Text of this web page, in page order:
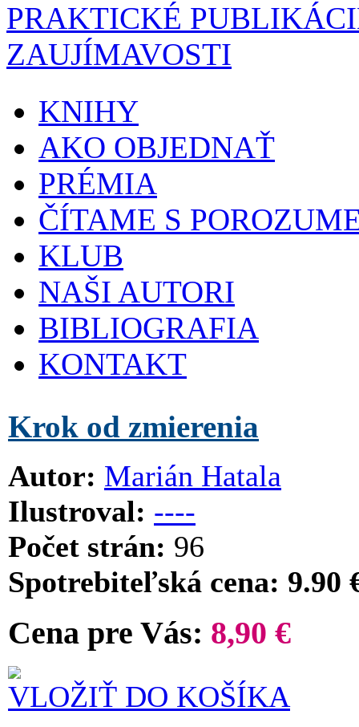
PRAKTICKÉ
ZAUJÍMAVOSTI
KNIHY
AKO OBJEDNAŤ
PRÉMIA
ČÍTAME S
KLUB
NAŠI AUTORI
BIBLIOGRAFIA
KONTAKT
Krok od zmierenia
Autor: Marián Hatala
Ilustroval: ----
Počet strán: 96
Spotrebiteľská cena: 9.90
Cena pre Vás: 8,90 €
VLOŽIŤ DO KOŠÍKA